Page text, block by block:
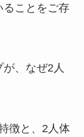
ることをご存
、なぜ2人
徴と、2人体